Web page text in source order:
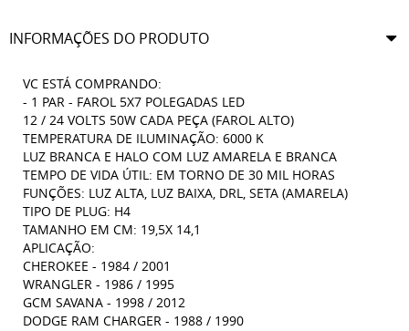
INFORMAÇÕES DO PRODUTO
VC ESTÁ COMPRANDO:
- 1 PAR - FAROL 5X7 POLEGADAS LED
12 / 24 VOLTS 50W CADA PEÇA (FAROL ALTO)
TEMPERATURA DE ILUMINAÇÃO: 6000 K
LUZ BRANCA E HALO COM LUZ AMARELA E BRANCA
TEMPO DE VIDA ÚTIL: EM TORNO DE 30 MIL HORAS
FUNÇÕES: LUZ ALTA, LUZ BAIXA, DRL, SETA (AMARELA)
TIPO DE PLUG: H4
TAMANHO EM CM: 19,5X 14,1
APLICAÇÃO:
CHEROKEE - 1984 / 2001
WRANGLER - 1986 / 1995
GCM SAVANA - 1998 / 2012
DODGE RAM CHARGER - 1988 / 1990